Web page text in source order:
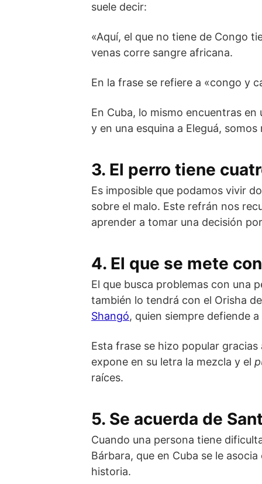
suele decir:
«Aquí, el que no tiene de Congo
venas corre sangre africana.
En la frase se refiere a «congo y
En Cuba, lo mismo encuentras
y en una esquina a Eleguá,
3. El perro tiene
Es imposible que podamos vivir
sobre el malo. Este refrán nos
aprender a tomar una decisión
4. El que se mete
El que busca problemas con una
también lo tendrá con el Orisha
Shangó, quien siempre defiende
Esta frase se hizo popular
expone en su letra la mezcla y el
raíces.
5. Se acuerda de
Cuando una persona tiene
Bárbara, que en Cuba se le
historia.